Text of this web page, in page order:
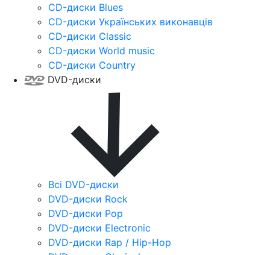
CD-диски Blues
CD-диски Українських виконавців
CD-диски Classic
CD-диски World music
CD-диски Country
DVD-диски
Всі DVD-диски
DVD-диски Rock
DVD-диски Pop
DVD-диски Electronic
DVD-диски Rap / Hip-Hop